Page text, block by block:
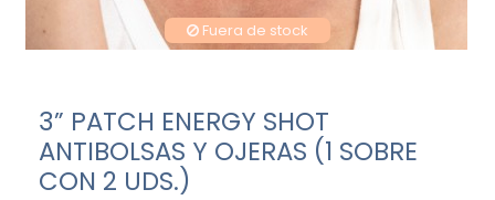
Fuera de stock
3” PATCH ENERGY SHOT
ANTIBOLSAS Y OJERAS (1 SOBRE
CON 2 UDS.)